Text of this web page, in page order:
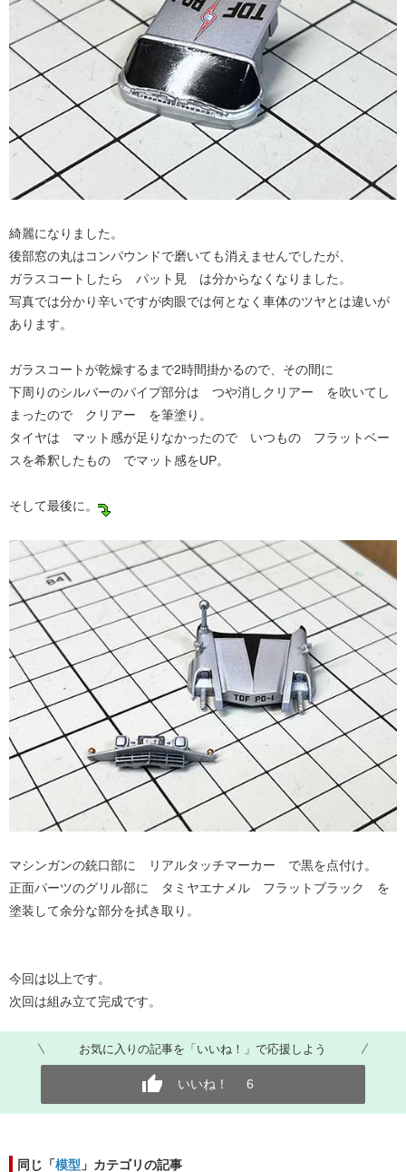
綺麗になりました。
後部窓の丸はコンパウンドで磨いても消えませんでしたが、
ガラスコートしたら パット見 は分からなくなりました。
写真では分かり辛いですが肉眼では何となく車体のツヤとは違いが
あります。
ガラスコートが乾燥するまで2時間掛かるので、その間に
下周りのシルバーのパイプ部分は つや消しクリアー を吹いてし
まったので クリアー を筆塗り。
タイヤは マット感が足りなかったので いつもの フラットベー
スを希釈したもの でマット感をUP。
そして最後に。
マシンガンの銃口部に リアルタッチマーカー で黒を点付け。
正面パーツのグリル部に タミヤエナメル フラットブラック を
塗装して余分な部分を拭き取り。
今回は以上です。
次回は組み立て完成です。
お気に入りの記事を「いいね！」で応援しよう
いいね！ 6
同じ「模型 」カテゴリの記事